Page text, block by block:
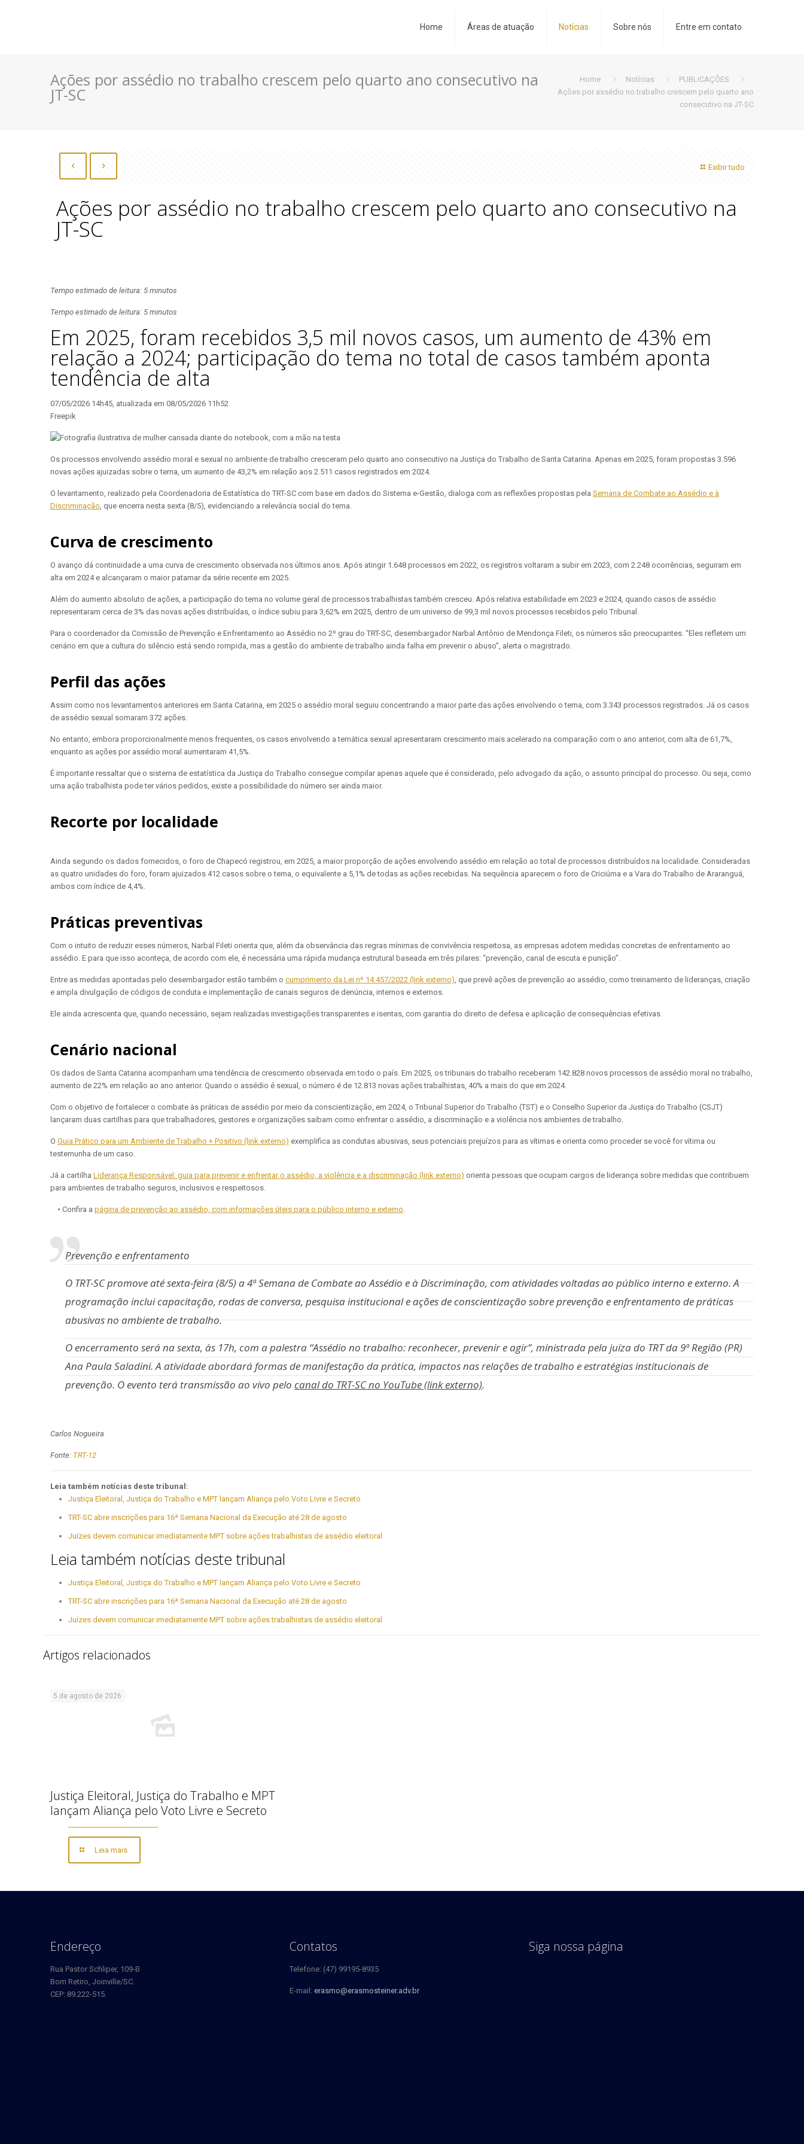
Home Áreas de atuação Notícias Sobre nós Entre em contato
Ações por assédio no trabalho crescem pelo quarto ano consecutivo na
JT-SC
Home Notícias
PUBLICAÇÕES
Ações por assédio no trabalho crescem pelo quarto ano
consecutivo na JT-SC
Exibir tudo
Ações por assédio no trabalho crescem pelo quarto ano consecutivo na
JT-SC
Tempo estimado de leitura: 5 minutos
Tempo estimado de leitura: 5 minutos
Em 2025, foram recebidos 3,5 mil novos casos, um aumento de 43% em
relação a 2024; participação do tema no total de casos também aponta
tendência de alta
07/05/2026 14h45, atualizada em 08/05/2026 11h52
Freepik
Os processos envolvendo assédio moral e sexual no ambiente de trabalho cresceram pelo quarto ano consecutivo na Justiça do Trabalho de Santa Catarina. Apenas em 2025, foram propostas 3.596
novas ações ajuizadas sobre o tema, um aumento de 43,2% em relação aos 2.511 casos registrados em 2024.
O levantamento, realizado pela Coordenadoria de Estatística do TRT-SC com base em dados do Sistema e-Gestão, dialoga com as reflexões propostas pela Semana de Combate ao Assédio e à
Discriminação, que encerra nesta sexta (8/5), evidenciando a relevância social do tema.
Curva de crescimento
O avanço dá continuidade a uma curva de crescimento observada nos últimos anos. Após atingir 1.648 processos em 2022, os registros voltaram a subir em 2023, com 2.248 ocorrências, seguiram em
alta em 2024 e alcançaram o maior patamar da série recente em 2025.
Além do aumento absoluto de ações, a participação do tema no volume geral de processos trabalhistas também cresceu. Após relativa estabilidade em 2023 e 2024, quando casos de assédio
representaram cerca de 3% das novas ações distribuídas, o índice subiu para 3,62% em 2025, dentro de um universo de 99,3 mil novos processos recebidos pelo Tribunal.
Para o coordenador da Comissão de Prevenção e Enfrentamento ao Assédio no 2º grau do TRT-SC, desembargador Narbal Antônio de Mendonça Fileti, os números são preocupantes. “Eles refletem um
cenário em que a cultura do silêncio está sendo rompida, mas a gestão do ambiente de trabalho ainda falha em prevenir o abuso”, alerta o magistrado.
Perfil das ações
Assim como nos levantamentos anteriores em Santa Catarina, em 2025 o assédio moral seguiu concentrando a maior parte das ações envolvendo o tema, com 3.343 processos registrados. Já os casos
de assédio sexual somaram 372 ações.
No entanto, embora proporcionalmente menos frequentes, os casos envolvendo a temática sexual apresentaram crescimento mais acelerado na comparação com o ano anterior, com alta de 61,7%,
enquanto as ações por assédio moral aumentaram 41,5%.
É importante ressaltar que o sistema de estatística da Justiça do Trabalho consegue compilar apenas aquele que é considerado, pelo advogado da ação, o assunto principal do processo. Ou seja, como
uma ação trabalhista pode ter vários pedidos, existe a possibilidade do número ser ainda maior.
Recorte por localidade
Ainda segundo os dados fornecidos, o foro de Chapecó registrou, em 2025, a maior proporção de ações envolvendo assédio em relação ao total de processos distribuídos na localidade. Consideradas
as quatro unidades do foro, foram ajuizados 412 casos sobre o tema, o equivalente a 5,1% de todas as ações recebidas. Na sequência aparecem o foro de Criciúma e a Vara do Trabalho de Araranguá,
ambos com índice de 4,4%.
Práticas preventivas
Com o intuito de reduzir esses números, Narbal Fileti orienta que, além da observância das regras mínimas de convivência respeitosa, as empresas adotem medidas concretas de enfrentamento ao
assédio. E para que isso aconteça, de acordo com ele, é necessária uma rápida mudança estrutural baseada em três pilares: “prevenção, canal de escuta e punição”.
Entre as medidas apontadas pelo desembargador estão também o cumprimento da Lei nº 14.457/2022 (link externo), que prevê ações de prevenção ao assédio, como treinamento de lideranças, criação
e ampla divulgação de códigos de conduta e implementação de canais seguros de denúncia, internos e externos.
Ele ainda acrescenta que, quando necessário, sejam realizadas investigações transparentes e isentas, com garantia do direito de defesa e aplicação de consequências efetivas.
Cenário nacional
Os dados de Santa Catarina acompanham uma tendência de crescimento observada em todo o país. Em 2025, os tribunais do trabalho receberam 142.828 novos processos de assédio moral no trabalho,
aumento de 22% em relação ao ano anterior. Quando o assédio é sexual, o número é de 12.813 novas ações trabalhistas, 40% a mais do que em 2024.
Com o objetivo de fortalecer o combate às práticas de assédio por meio da conscientização, em 2024, o Tribunal Superior do Trabalho (TST) e o Conselho Superior da Justiça do Trabalho (CSJT)
lançaram duas cartilhas para que trabalhadores, gestores e organizações saibam como enfrentar o assédio, a discriminação e a violência nos ambientes de trabalho.
O Guia Prático para um Ambiente de Trabalho + Positivo (link externo) exemplifica as condutas abusivas, seus potenciais prejuízos para as vítimas e orienta como proceder se você for vítima ou
testemunha de um caso.
Já a cartilha Liderança Responsável: guia para prevenir e enfrentar o assédio, a violência e a discriminação (link externo) orienta pessoas que ocupam cargos de liderança sobre medidas que contribuem
para ambientes de trabalho seguros, inclusivos e respeitosos.
• Confira a página de prevenção ao assédio, com informações úteis para o público interno e externo.
Prevenção e enfrentamento
O TRT-SC promove até sexta-feira (8/5) a 4ª Semana de Combate ao Assédio e à Discriminação, com atividades voltadas ao público interno e externo. A
programação inclui capacitação, rodas de conversa, pesquisa institucional e ações de conscientização sobre prevenção e enfrentamento de práticas
abusivas no ambiente de trabalho.
O encerramento será na sexta, às 17h, com a palestra “Assédio no trabalho: reconhecer, prevenir e agir”, ministrada pela juíza do TRT da 9ª Região (PR)
Ana Paula Saladini. A atividade abordará formas de manifestação da prática, impactos nas relações de trabalho e estratégias institucionais de
prevenção. O evento terá transmissão ao vivo pelo canal do TRT-SC no YouTube (link externo).
Carlos Nogueira
Fonte: TRT-12
Leia também notícias deste tribunal:
Justiça Eleitoral, Justiça do Trabalho e MPT lançam Aliança pelo Voto Livre e Secreto
TRT-SC abre inscrições para 16ª Semana Nacional da Execução até 28 de agosto
Juízes devem comunicar imediatamente MPT sobre ações trabalhistas de assédio eleitoral
Leia também notícias deste tribunal
Justiça Eleitoral, Justiça do Trabalho e MPT lançam Aliança pelo Voto Livre e Secreto
TRT-SC abre inscrições para 16ª Semana Nacional da Execução até 28 de agosto
Juízes devem comunicar imediatamente MPT sobre ações trabalhistas de assédio eleitoral
Artigos relacionados
5 de agosto de 2026
Justiça Eleitoral, Justiça do Trabalho e MPT
lançam Aliança pelo Voto Livre e Secreto
Leia mais
Endereço
Rua Pastor Schliper, 109-B
Bom Retiro, Joinville/SC.
CEP: 89.222-515.
Contatos
Telefone: (47) 99195-8935
E-mail: erasmo@erasmosteiner.adv.br
Siga nossa página